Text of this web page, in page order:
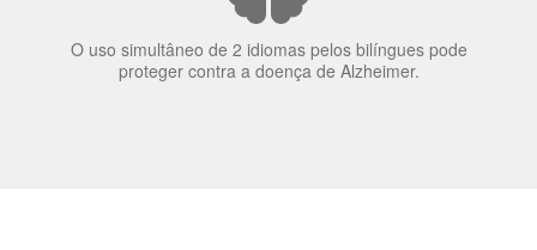
O uso simultâneo de 2 idiomas pelos bilíngues pode
proteger contra a doença de Alzheimer.